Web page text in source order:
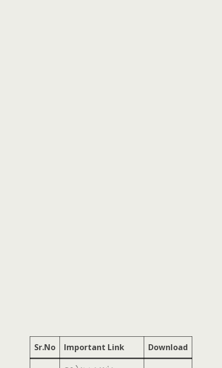
Sr.No Important Link Download